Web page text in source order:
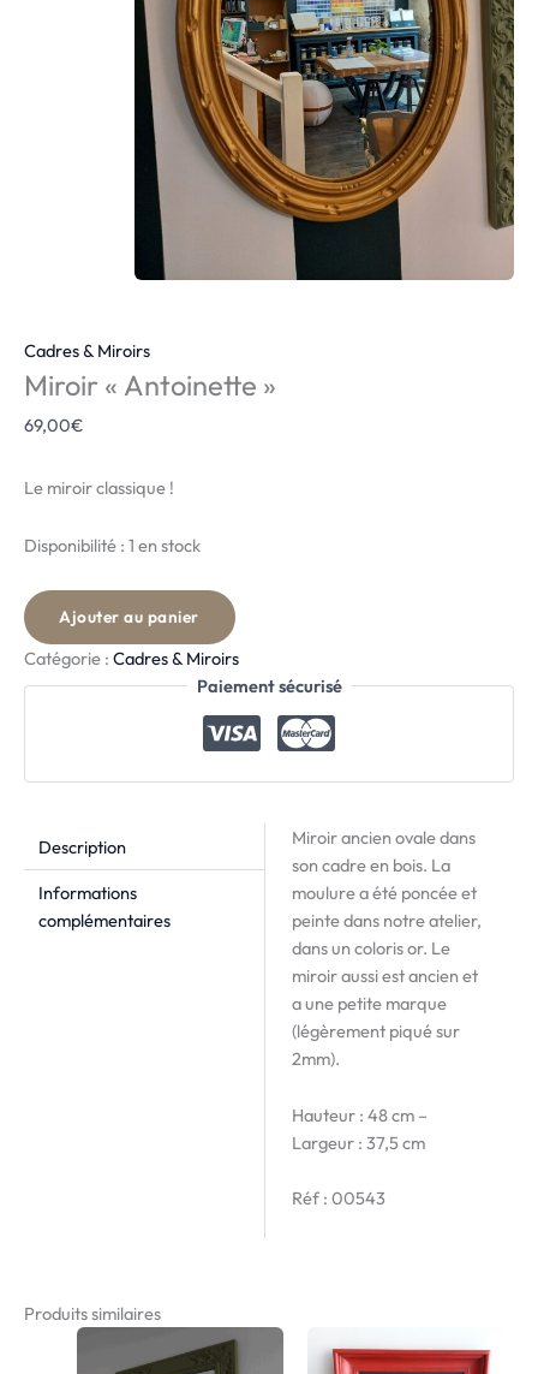
Cadres & Miroirs
Miroir « Antoinette »
69,00€
Le miroir classique !
Disponibilité : 1 en stock
Ajouter au panier
Catégorie : Cadres & Miroirs
Paiement sécurisé
Description
Informations
complémentaires
Miroir ancien ovale dans
son cadre en bois. La
moulure a été poncée et
peinte dans notre atelier,
dans un coloris or. Le
miroir aussi est ancien et
a une petite marque
(légèrement piqué sur
2mm).
Hauteur : 48 cm –
Largeur : 37,5 cm
Réf : 00543
Produits similaires